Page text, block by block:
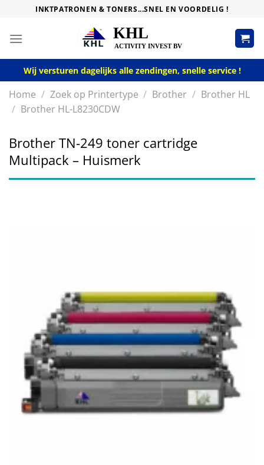
content
INKTPATRONEN & TONERS...SNEL EN VOORDELIG !
Wij versturen dagelijks alle zendingen, snelle service !
Home / Zoek op Printertype / Brother / Brother HL
/ Brother HL-L8230CDW
Brother TN-249 toner cartridge
Multipack – Huismerk